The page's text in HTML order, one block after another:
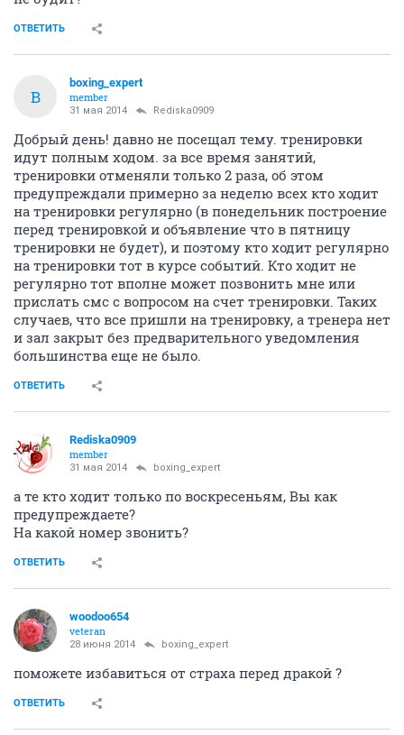
ОТВЕТИТЬ
B
boxing_expert
member
31 мая 2014 Rediska0909
Добрый день! давно не посещал тему. тренировки
идут полным ходом. за все время занятий,
тренировки отменяли только 2 раза, об этом
предупреждали примерно за неделю всех кто ходит
на тренировки регулярно (в понедельник построение
перед тренировкой и объявление что в пятницу
тренировки не будет), и поэтому кто ходит регулярно
на тренировки тот в курсе событий. Кто ходит не
регулярно тот вполне может позвонить мне или
прислать смс с вопросом на счет тренировки. Таких
случаев, что все пришли на тренировку, а тренера нет
и зал закрыт без предварительного уведомления
большинства еще не было.
ОТВЕТИТЬ
Rediska0909
member
31 мая 2014 boxing_expert
а те кто ходит только по воскресеньям, Вы как
предупреждаете?
На какой номер звонить?
ОТВЕТИТЬ
woodoo654
veteran
28 июня 2014 boxing_expert
поможете избавиться от страха перед дракой ?
ОТВЕТИТЬ